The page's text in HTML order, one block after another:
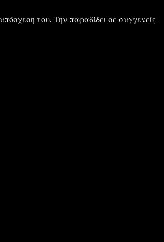
του. Την παραδίδει σε συγγενείς